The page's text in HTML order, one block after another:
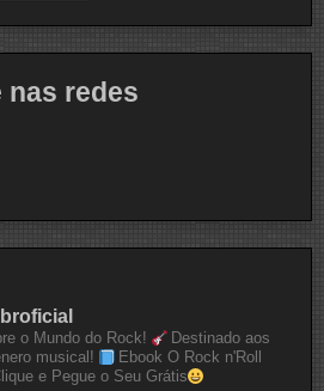
nas redes
o Mundo do Rock!
Destinado aos
musical!
Ebook O Rock n'Roll
e Pegue o Seu Grátis